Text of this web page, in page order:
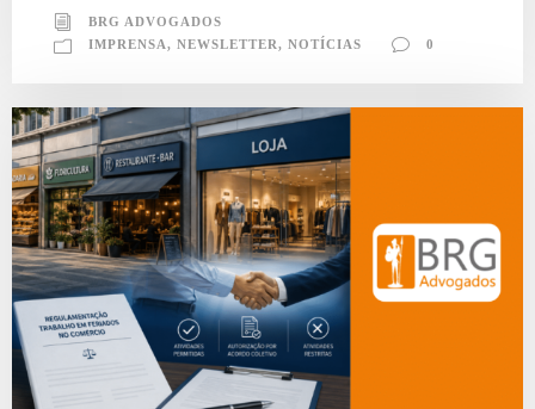
BRG ADVOGADOS
IMPRENSA, NEWSLETTER, NOTÍCIAS 0